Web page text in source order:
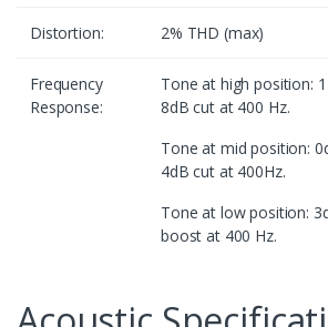
Distortion: 2% THD (max)
Frequency
Response:
Tone at high position:
8dB cut at 400 Hz.
Tone at mid position:
4dB cut at 400Hz.
Tone at low position:
boost at 400 Hz.